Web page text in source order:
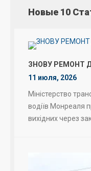
Новые 10
ЗНОВУ РЕМОНТ
11 июля, 2026
Міністерство
водіїв Монреаля
вихідних через